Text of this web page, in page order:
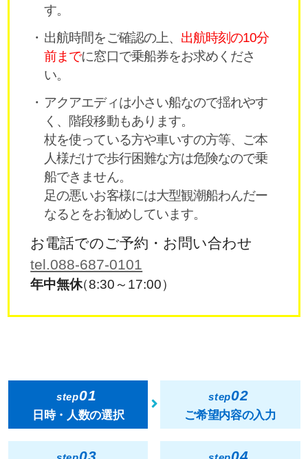
す。
出航時間をご確認の上、 出航時刻の10分
前までに窓口で乗船券をお求めくださ
い。
アクアエディは小さい船なので揺れやす
く、階段移動もあります。
杖を使っている方や車いすの方等、ご本
人様だけで歩行困難な方は危険なので乗
船できません。
足の悪いお客様には大型観潮船わんだー
なるとをお勧めしています。
お電話でのご予約・お問い合わせ
tel.088-687-0101
年中無休（8:30～17:00）
step01
日時・人数の選択
step02
ご希望内容の入力